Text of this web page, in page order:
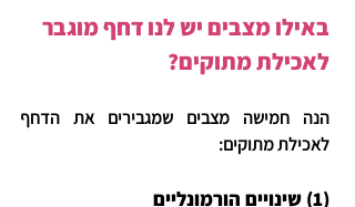
באילו מצבים יש לנו דחף מוגבר
לאכילת מתוקים?
לאכילת מתוקים:
(1) שינויים הורמונליים